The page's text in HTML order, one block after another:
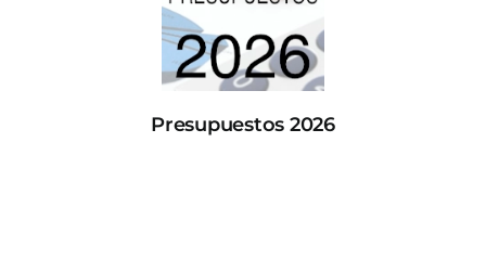
Presupuestos 2026